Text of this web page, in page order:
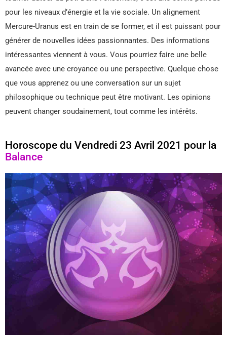
pour les niveaux d’énergie et la vie sociale. Un alignement
Mercure-Uranus est en train de se former, et il est puissant pour
générer de nouvelles idées passionnantes. Des informations
intéressantes viennent à vous. Vous pourriez faire une belle
avancée avec une croyance ou une perspective. Quelque chose
que vous apprenez ou une conversation sur un sujet
philosophique ou technique peut être motivant. Les opinions
peuvent changer soudainement, tout comme les intérêts.
Horoscope du Vendredi 23 Avril 2021 pour la
Balance